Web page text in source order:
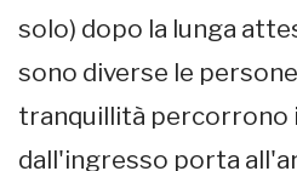
solo) dopo la lunga
sono diverse le
tranquillità percorrono
dall'ingresso porta